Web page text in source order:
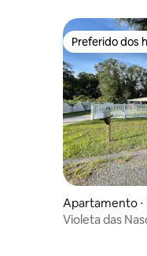
Preferido dos
Preferido dos
Apartamento ⋅
Violeta das